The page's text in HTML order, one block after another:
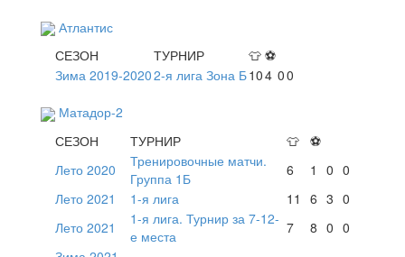
Атлантис
СЕЗОН
ТУРНИР 👕 ⚽
Зима 2019-20202-я лига Зона Б104 00
Матадор-2
СЕЗОН
ТУРНИР 👕 ⚽
Лето 2020
Тренировочные матчи.
Группа 1Б
6 1 0 0
Лето 2021
1-я лига 11 6 3 0
Лето 2021
1-я лига. Турнир за 7-12-
е места
7 8 0 0